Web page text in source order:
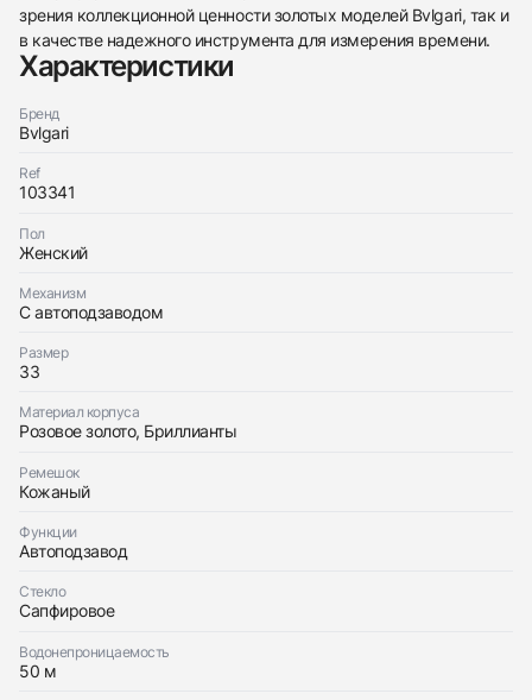
зрения коллекционной ценности золотых моделей Bvlgari, так и
в качестве надежного инструмента для измерения времени.
Характеристики
Бренд
Bvlgari
Ref
103341
Пол
Женский
Механизм
С автоподзаводом
Размер
33
Материал корпуса
Розовое золото, Бриллианты
Ремешок
Кожаный
Функции
Автоподзавод
Стекло
Сапфировое
Водонепроницаемость
50 м
Купить эти часы
Оставьте ваши контактные данные и мы свяжемся
с вами
Bvlgari
Оставьте ваши контактные данные и мы свяжемся
с вами
Bvlgari
Lvcea 33Mm Rose Gold And Diamonds
НовыеДокументы